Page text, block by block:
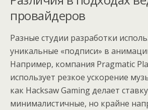
провайдеров
Разные студии разработки
уникальные «подписи» в
Например, компания Pragmatic
использует резкое ускорение
как Hacksaw Gaming делает
минималистичные, но крайне